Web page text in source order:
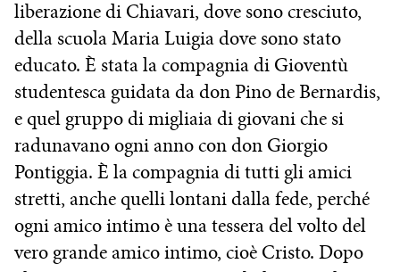
liberazione di Chiavari, dove sono cresciuto,
della scuola Maria Luigia dove sono stato
educato. È stata la compagnia di Gioventù
studentesca guidata da don Pino de Bernardis,
e quel gruppo di migliaia di giovani che si
radunavano ogni anno con don Giorgio
Pontiggia. È la compagnia di tutti gli amici
stretti, anche quelli lontani dalla fede, perché
ogni amico intimo è una tessera del volto del
vero grande amico intimo, cioè Cristo. Dopo